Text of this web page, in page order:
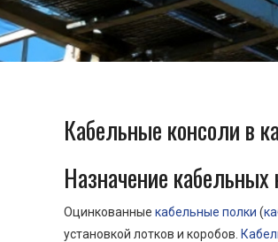
Кабельные консоли в
Назначение кабельных
Оцинкованные кабельные полки (
установкой лотков и коробов.